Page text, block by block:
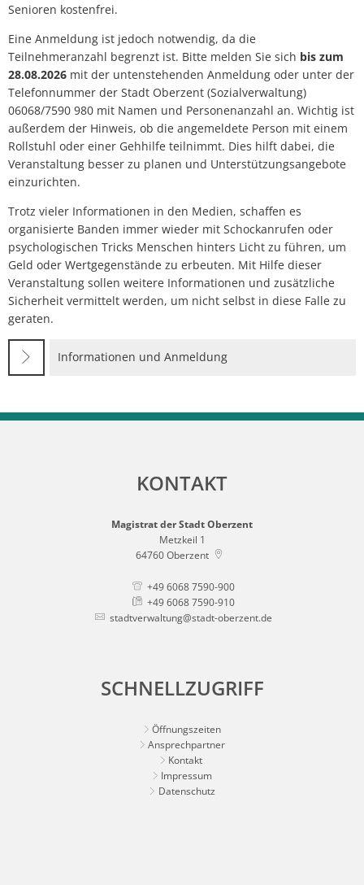
Senioren kostenfrei.
Eine Anmeldung ist jedoch notwendig, da die
Teilnehmeranzahl begrenzt ist. Bitte melden Sie sich bis zum
28.08.2026 mit der untenstehenden Anmeldung oder unter der
Telefonnummer der Stadt Oberzent (Sozialverwaltung)
06068/7590 980 mit Namen und Personenanzahl an. Wichtig ist
außerdem der Hinweis, ob die angemeldete Person mit einem
Rollstuhl oder einer Gehhilfe teilnimmt. Dies hilft dabei, die
Veranstaltung besser zu planen und Unterstützungsangebote
einzurichten.
Trotz vieler Informationen in den Medien, schaffen es
organisierte Banden immer wieder mit Schockanrufen oder
psychologischen Tricks Menschen hinters Licht zu führen, um
Geld oder Wertgegenstände zu erbeuten. Mit Hilfe dieser
Veranstaltung sollen weitere Informationen und zusätzliche
Sicherheit vermittelt werden, um nicht selbst in diese Falle zu
geraten.
Informationen und Anmeldung
KONTAKT
Magistrat der Stadt Oberzent
Metzkeil 1
64760Oberzent
+49 6068 7590-900
+49 6068 7590-910
stadtverwaltung@stadt-oberzent.de
SCHNELLZUGRIFF
Öffnungszeiten
Ansprechpartner
Kontakt
Impressum
Datenschutz